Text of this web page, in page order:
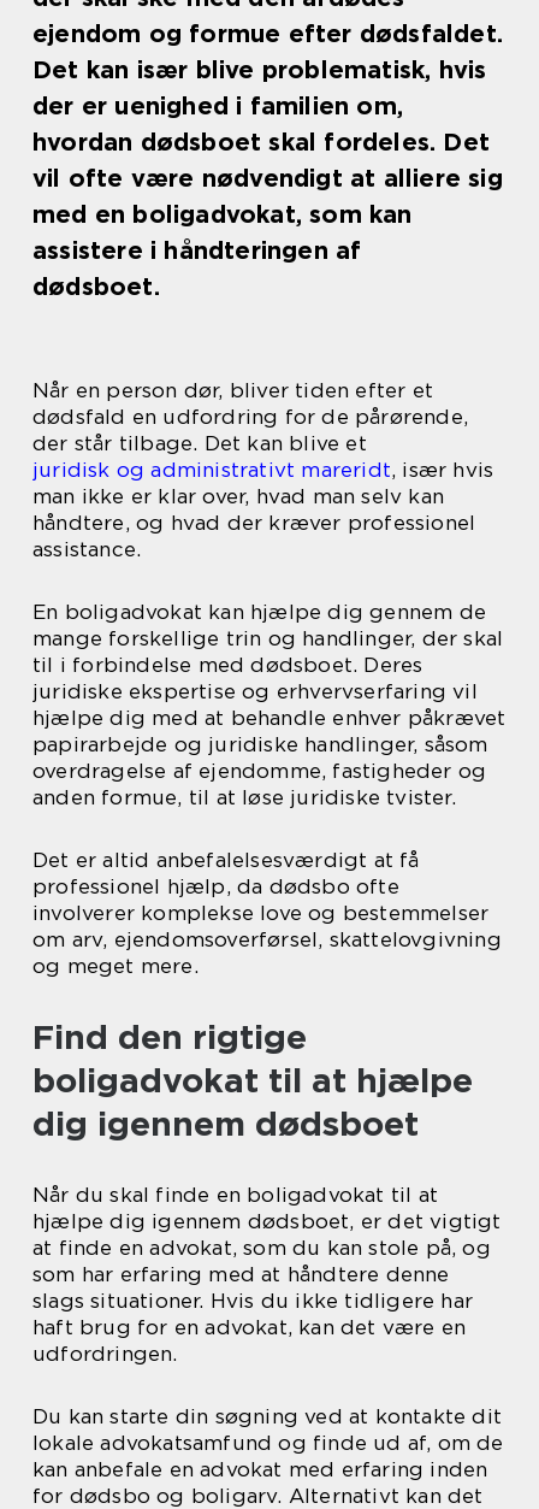
ejendom og formue efter dødsfaldet.
Det kan især blive problematisk, hvis
der er uenighed i familien om,
hvordan dødsboet skal fordeles. Det
vil ofte være nødvendigt at alliere sig
med en boligadvokat, som kan
assistere i håndteringen af
dødsboet.
Når en person dør, bliver tiden efter et
dødsfald en udfordring for de pårørende,
der står tilbage. Det kan blive et
juridisk og administrativt mareridt, især hvis
man ikke er klar over, hvad man selv kan
håndtere, og hvad der kræver professionel
assistance.
En boligadvokat kan hjælpe dig gennem de
mange forskellige trin og handlinger, der skal
til i forbindelse med dødsboet. Deres
juridiske ekspertise og erhvervserfaring vil
hjælpe dig med at behandle enhver påkrævet
papirarbejde og juridiske handlinger, såsom
overdragelse af ejendomme, fastigheder og
anden formue, til at løse juridiske tvister.
Det er altid anbefalelsesværdigt at få
professionel hjælp, da dødsbo ofte
involverer komplekse love og bestemmelser
om arv, ejendomsoverførsel, skattelovgivning
og meget mere.
Find den rigtige
boligadvokat til at hjælpe
dig igennem dødsboet
Når du skal finde en boligadvokat til at
hjælpe dig igennem dødsboet, er det vigtigt
at finde en advokat, som du kan stole på, og
som har erfaring med at håndtere denne
slags situationer. Hvis du ikke tidligere har
haft brug for en advokat, kan det være en
udfordringen.
Du kan starte din søgning ved at kontakte dit
lokale advokatsamfund og finde ud af, om de
kan anbefale en advokat med erfaring inden
for dødsbo og boligarv. Alternativt kan det